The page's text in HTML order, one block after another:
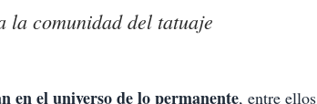
la comunidad del tatuaje
en el universo de lo permanente, entre ellos